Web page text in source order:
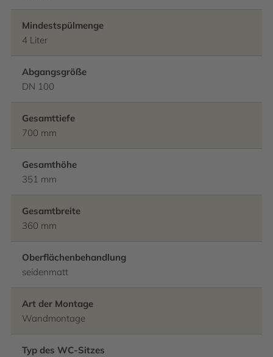
Mindestspülmenge
4 Liter
Abgangsgröße
DN 100
Gesamttiefe
700 mm
Gesamthöhe
351 mm
Gesamtbreite
360 mm
Oberflächenbehandlung
seidenmatt
Art der Montage
Wandmontage
Typ des WC-Sitzes